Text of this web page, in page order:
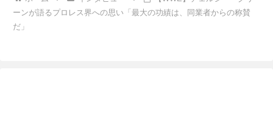
ーンが語るプロレス界への思い「最大の功績は、同業者からの称賛
だ」